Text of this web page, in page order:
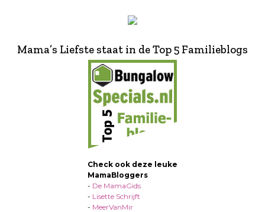
Mama’s Liefste staat in de Top 5 Familieblogs
Check ook deze leuke
MamaBloggers
- De MamaGids
- Lisette Schrijft
- MeerVanMir